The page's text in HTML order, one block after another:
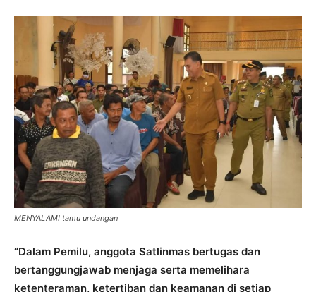
MENYALAMI tamu undangan
“Dalam Pemilu, anggota Satlinmas bertugas dan
bertanggungjawab menjaga serta memelihara
ketenteraman, ketertiban dan keamanan di setiap